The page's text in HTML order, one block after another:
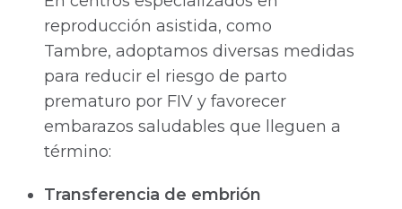
reproducción asistida, como
Tambre, adoptamos diversas medidas
para reducir el riesgo de parto
prematuro por FIV y favorecer
embarazos saludables que lleguen a
término:
Transferencia de embrión